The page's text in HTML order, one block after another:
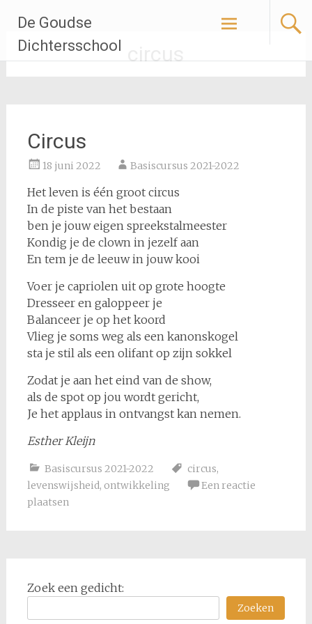
naar
inhoud
De Goudse
Dichtersschool circus
Circus
18 juni 2022 Basiscursus 2021-2022
Het leven is één groot circus
In de piste van het bestaan
ben je jouw eigen spreekstalmeester
Kondig je de clown in jezelf aan
En tem je de leeuw in jouw kooi
Voer je capriolen uit op grote hoogte
Dresseer en galoppeer je
Balanceer je op het koord
Vlieg je soms weg als een kanonskogel
sta je stil als een olifant op zijn sokkel
Zodat je aan het eind van de show,
als de spot op jou wordt gericht,
Je het applaus in ontvangst kan nemen.
Esther Kleijn
Basiscursus 2021-2022 circus,
levenswijsheid, ontwikkeling
Een reactie
plaatsen
Zoek een gedicht:
Zoeken